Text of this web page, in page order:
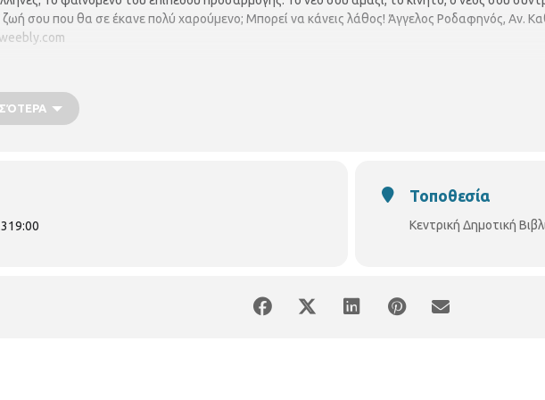
ζωή σου που θα σε έκανε πολύ χαρούμενο; Μπορεί να κάνεις λάθος! Άγγελος Ροδαφηνός, Αν.
19:00
Τοποθεσία
Κεντρική Δημοτική